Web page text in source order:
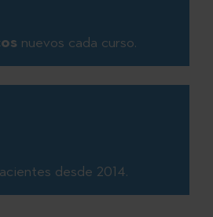
nuevos cada curso.
desde 2014.